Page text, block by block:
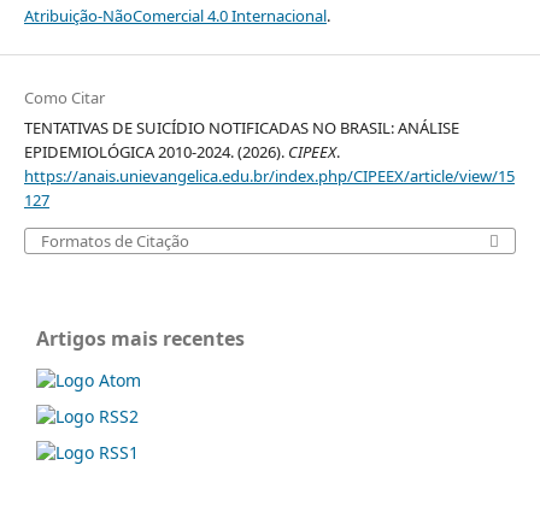
Atribuição-NãoComercial 4.0 Internacional.
Como Citar
TENTATIVAS DE SUICÍDIO NOTIFICADAS NO BRASIL: ANÁLISE
EPIDEMIOLÓGICA 2010-2024. (2026). CIPEEX.
https://anais.unievangelica.edu.br/index.php/CIPEEX/article/view/15
127
Formatos de Citação
Artigos mais recentes